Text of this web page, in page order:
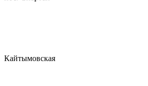
Кайтымовская